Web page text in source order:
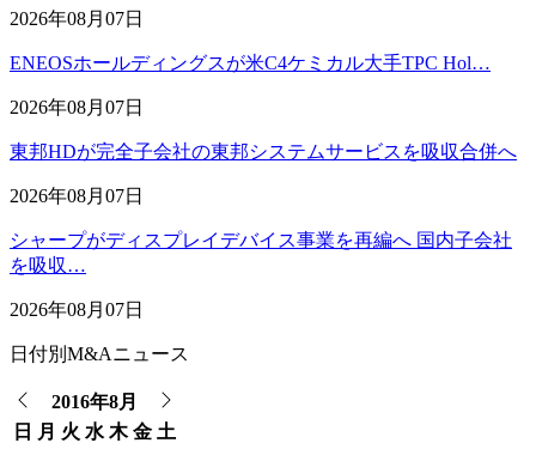
2026年08月07日
ENEOSホールディングスが米C4ケミカル大手TPC Hol…
2026年08月07日
東邦HDが完全子会社の東邦システムサービスを吸収合併へ
2026年08月07日
シャープがディスプレイデバイス事業を再編へ 国内子会社
を吸収…
2026年08月07日
日付別M&Aニュース
2016年8月
日
月 火 水 木 金 土